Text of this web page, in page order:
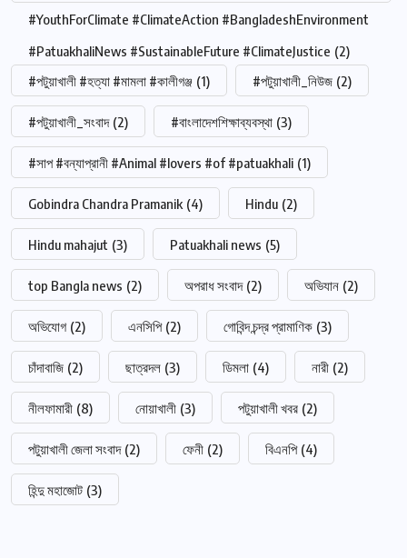
#YouthForClimate #ClimateAction #BangladeshEnvironment
#PatuakhaliNews #SustainableFuture #ClimateJustice (2)
#পটুয়াখালী #হত্যা #মামলা #কালীগঞ্জ (1) #পটুয়াখালী_নিউজ (2)
#পটুয়াখালী_সংবাদ (2) #বাংলাদেশশিক্ষাব্যবস্থা (3)
#সাপ #বন্যাপ্রানী #Animal #lovers #of #patuakhali (1)
Gobindra Chandra Pramanik (4) Hindu (2)
Hindu mahajut (3) Patuakhali news (5)
top Bangla news (2) অপরাধ সংবাদ (2) অভিযান (2)
অভিযোগ (2) এনসিপি (2) গোবিন্দ চন্দ্র প্রামাণিক (3)
চাঁদাবাজি (2) ছাত্রদল (3) ডিমলা (4) নারী (2)
নীলফামারী (8) নোয়াখালী (3) পটুয়াখালী খবর (2)
পটুয়াখালী জেলা সংবাদ (2) ফেনী (2) বিএনপি (4)
হিন্দু মহাজোট (3)